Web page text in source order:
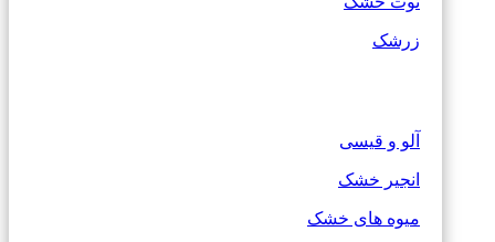
زرشک
آلو و قیسی
انجیر خشک
میوه های خشک